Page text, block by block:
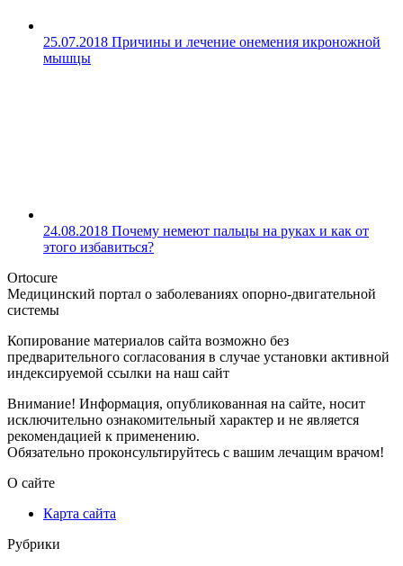
25.07.2018 Причины и лечение онемения икроножной
мышцы
24.08.2018 Почему немеют пальцы на руках и как от
этого избавиться?
Ortocure
Медицинский портал о заболеваниях опорно-двигательной
системы
Копирование материалов сайта возможно без
предварительного согласования в случае установки активной
индексируемой ссылки на наш сайт
Внимание! Информация, опубликованная на сайте, носит
исключительно ознакомительный характер и не является
рекомендацией к применению.
Обязательно проконсультируйтесь с вашим лечащим врачом!
О сайте
Карта сайта
Рубрики